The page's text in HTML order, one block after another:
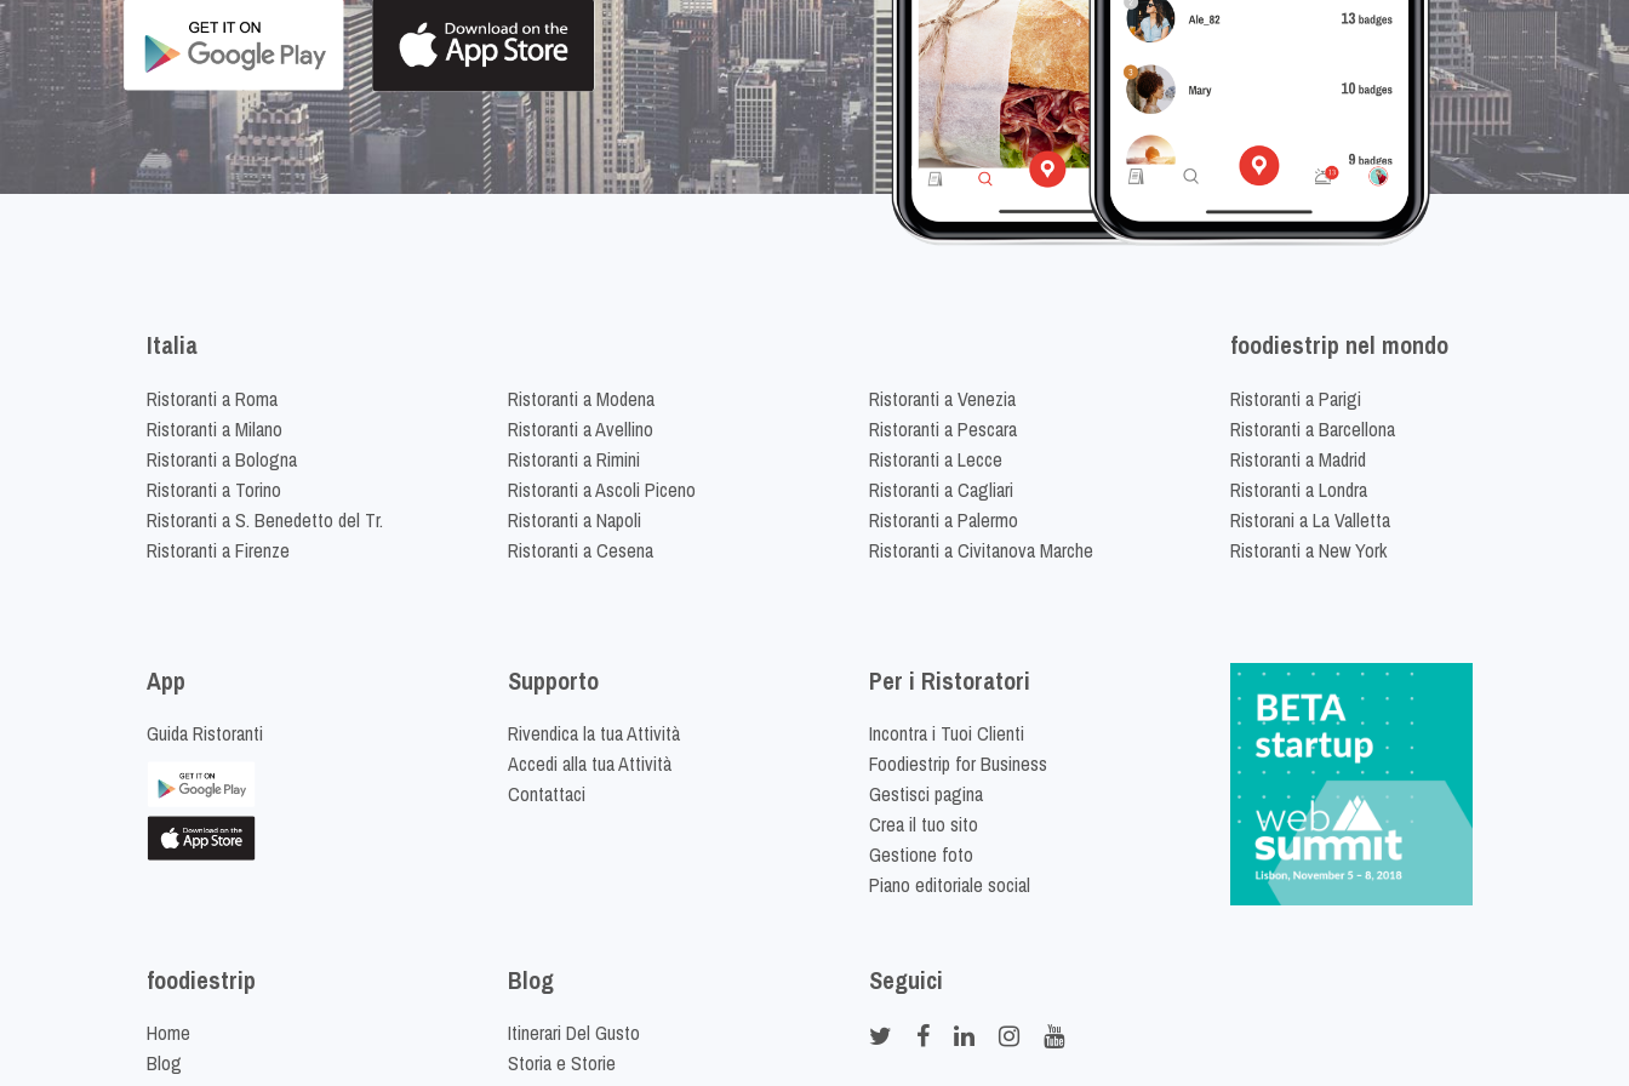
Italia
Ristoranti a Roma
Ristoranti a Milano
Ristoranti a Bologna
Ristoranti a Torino
Ristoranti a S. Benedetto del Tr.
Ristoranti a Firenze
Ristoranti a Modena
Ristoranti a Avellino
Ristoranti a Rimini
Ristoranti a Ascoli Piceno
Ristoranti a Napoli
Ristoranti a Cesena
Ristoranti a Venezia
Ristoranti a Pescara
Ristoranti a Lecce
Ristoranti a Cagliari
Ristoranti a Palermo
Ristoranti a Civitanova Marche
foodiestrip nel mondo
Ristoranti a Parigi
Ristoranti a Barcellona
Ristoranti a Madrid
Ristoranti a Londra
Ristorani a La Valletta
Ristoranti a New York
App
Guida Ristoranti
Supporto
Rivendica la tua Attività
Accedi alla tua Attività
Contattaci
Per i Ristoratori
Incontra i Tuoi Clienti
Foodiestrip for Business
Gestisci pagina
Crea il tuo sito
Gestione foto
Piano editoriale social
foodiestrip
Home
Blog
Blog
Itinerari Del Gusto
Storia e Storie
Seguici